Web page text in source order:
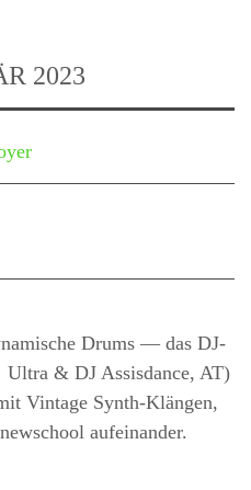
2023
Drums — das DJ-
& DJ Assisdance, AT)
Vintage Synth-Klängen,
aufeinander.